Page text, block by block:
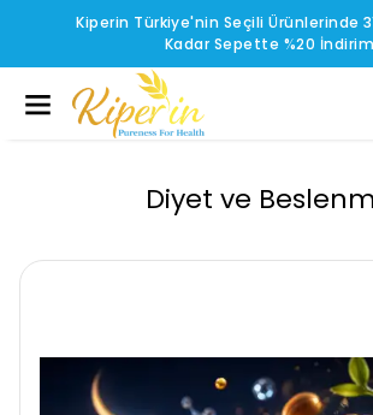
Kiperin Türkiye'nin Seçili Ürünlerinde
Kadar Sepette %20 İndirim
Diyet ve